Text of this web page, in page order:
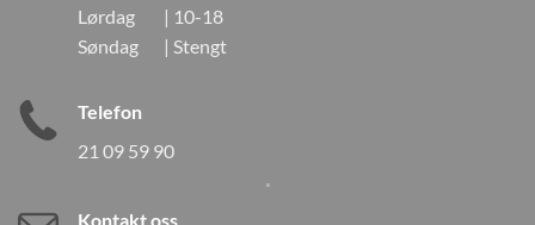
Lørdag | 10-18
Søndag | Stengt
Telefon
21 09 59 90
Kontakt oss